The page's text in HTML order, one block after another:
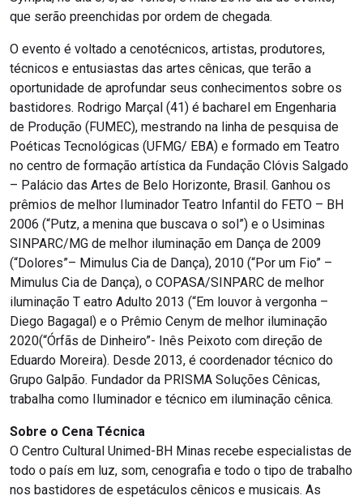
que serão preenchidas por ordem de chegada.
O evento é voltado a cenotécnicos, artistas, produtores,
técnicos e entusiastas das artes cênicas, que terão a
oportunidade de aprofundar seus conhecimentos sobre os
bastidores. Rodrigo Marçal (41) é bacharel em Engenharia
de Produção (FUMEC), mestrando na linha de pesquisa de
Poéticas Tecnológicas (UFMG/ EBA) e formado em Teatro
no centro de formação artística da Fundação Clóvis Salgado
– Palácio das Artes de Belo Horizonte, Brasil. Ganhou os
prêmios de melhor Iluminador Teatro Infantil do FETO – BH
2006 (“Putz, a menina que buscava o sol”) e o Usiminas
SINPARC/MG de melhor iluminação em Dança de 2009
(“Dolores”– Mimulus Cia de Dança), 2010 (“Por um Fio” –
Mimulus Cia de Dança), o COPASA/SINPARC de melhor
iluminação T eatro Adulto 2013 (“Em louvor à vergonha –
Diego Bagagal) e o Prêmio Cenym de melhor iluminação
2020(“Órfãs de Dinheiro”- Inês Peixoto com direção de
Eduardo Moreira). Desde 2013, é coordenador técnico do
Grupo Galpão. Fundador da PRISMA Soluções Cênicas,
trabalha como Iluminador e técnico em iluminação cênica.
Sobre o Cena Técnica
O Centro Cultural Unimed-BH Minas recebe especialistas de
todo o país em luz, som, cenografia e todo o tipo de trabalho
nos bastidores de espetáculos cênicos e musicais. As